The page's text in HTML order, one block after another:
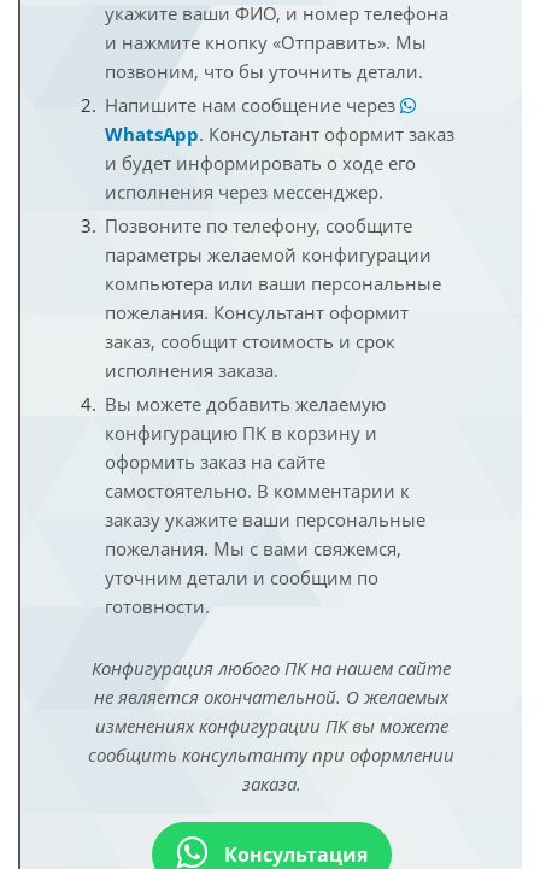
укажите ваши ФИО, и номер телефона
и нажмите кнопку «Отправить». Мы
позвоним, что бы уточнить детали.
Напишите нам сообщение через
WhatsApp. Консультант оформит заказ
и будет информировать о ходе его
исполнения через мессенджер.
Позвоните по телефону, сообщите
параметры желаемой конфигурации
компьютера или ваши персональные
пожелания. Консультант оформит
заказ, сообщит стоимость и срок
исполнения заказа.
Вы можете добавить желаемую
конфигурацию ПК в корзину и
оформить заказ на сайте
самостоятельно. В комментарии к
заказу укажите ваши персональные
пожелания. Мы с вами свяжемся,
уточним детали и сообщим по
готовности.
Конфигурация любого ПК на нашем сайте
не является окончательной. О желаемых
изменениях конфигурации ПК вы можете
сообщить консультанту при оформлении
заказа.
Консультация